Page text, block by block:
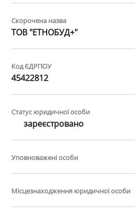
Скорочена назва
ТОВ "ЕТНОБУД+"
Код ЄДРПОУ
45422812
Статус юридичної особи
зареєстровано
Уповноважені особи
Місцезнаходження юридичної особи